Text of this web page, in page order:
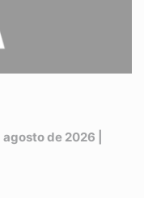
de 2026 |